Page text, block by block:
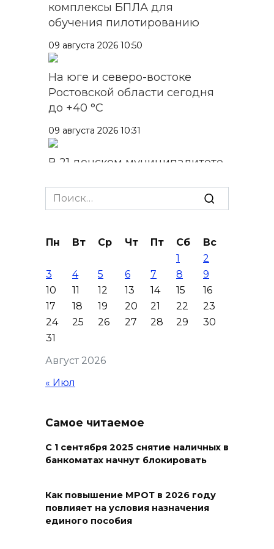
комплексы БПЛА для
обучения пилотированию
09 августа 2026 10:50
На юге и северо-востоке
Ростовской области сегодня
до +40 °C
09 августа 2026 10:31
В 21 донском муниципалитете
жара
Ураган не обещают: сегодня в
09 августа 2026 07:01
Горел сухостой: в Ростовской
области сбили 30 БПЛА
08 августа 2026 23:10
Пусть съест ребенок капусту,
приметы на 9 августа
предупреждать об угрозе
БПЛА по радио
Search
for:
Август 2026
Пн Вт Ср Чт Пт Сб
Вс
1
2
3
4 5 6 7 8
9
10
11 12 13 14 15
16
17
18 19 20 21 22
23
24
25 26 27 28 29
30
31
« Июл
Самое читаемое
С 1 сентября 2025 снятие наличных в
банкоматах начнут блокировать
Как повышение МРОТ в 2026 году
повлияет на условия назначения
единого пособия